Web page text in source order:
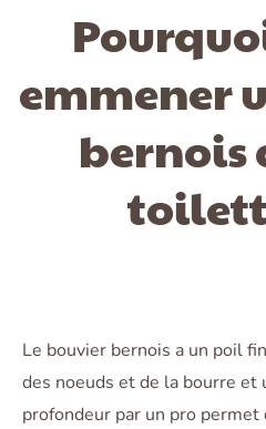
emmener
bernois
Le bouvier bernois a un poil
des noeuds et de la bourre et
profondeur par un pro permet